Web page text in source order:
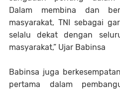
Dalam membina dan
masyarakat, TNI sebagai
selalu dekat dengan
masyarakat,” Ujar Babinsa
Babinsa juga
pertama dalam